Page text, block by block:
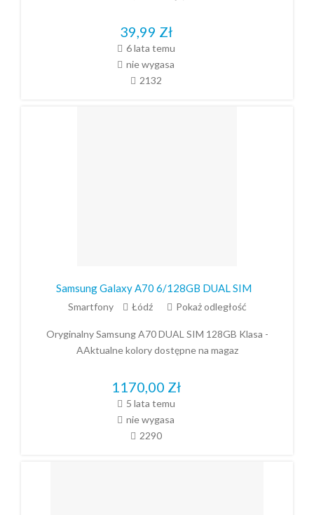
39,99 Zł
6 lata temu
nie wygasa
2132
Samsung Galaxy A70 6/128GB DUAL SIM
Smartfony Łódź Pokaż odległość
Oryginalny Samsung A70 DUAL SIM 128GB Klasa -
AAktualne kolory dostępne na magaz
1170,00 Zł
5 lata temu
nie wygasa
2290